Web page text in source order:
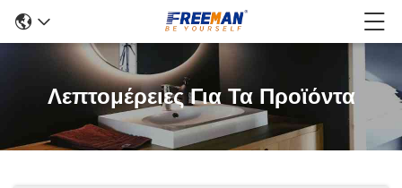
Λεπτομέρειες Για Τα Προϊόντα